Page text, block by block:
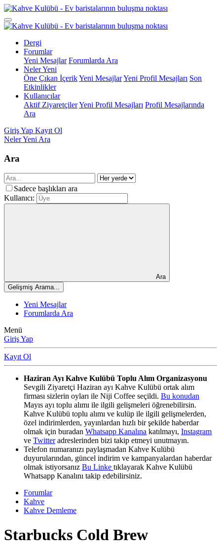
Dergi
Forumlar
Yeni Mesajlar Forumlarda Ara
Neler Yeni
Öne Çıkan İçerikYeni MesajlarYeni Profil Mesajları Son
Etkinlikler
Kullanıcılar
Aktif ZiyaretçilerYeni Profil Mesajları Profil Mesajlarında
Ara
Giriş Yap Kayıt Ol
Neler Yeni Ara
Ara
Sadece başlıkları ara
Kullanıcı:
Ara
Gelişmiş Arama...
Yeni Mesajlar
Forumlarda Ara
Menü
Giriş Yap
Kayıt Ol
Haziran Ayı Kahve Kulübü Toplu Alım Organizasyonu
Sevgili Ziyaretçi Haziran ayı Kahve Kulübü ortak alım
firması sizlerin oyları ile Niji Coffee seçildi. Bu konudan
Mayıs ayı toplu alımı ile ilgili gelişmeleri öğrenebilirsin.
Kahve Kulübü toplu alımı ve kulüp ile ilgili gelişmelerden,
özel indirimlerden, yayınlardan hızlı bir şekilde haberdar
olmak için buradan Whatsapp Kanalına katılmayı, Instagram
ve Twitteradreslerinden bizi takip etmeyi unutmayın.
Telefon numaranızı paylaşmadan Kahve Kulübü
duyurularından, güncel indirim ve kampanyalardan haberdar
olmak istiyorsanız Bu Linke tıklayarak Kahve Kulübü
Whatsapp Kanalını takip edebilirsiniz.
Forumlar
Kahve
Kahve Demleme
Starbucks Cold Brew